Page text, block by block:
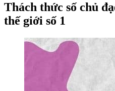
Thách thức số chủ
thế giới số 1